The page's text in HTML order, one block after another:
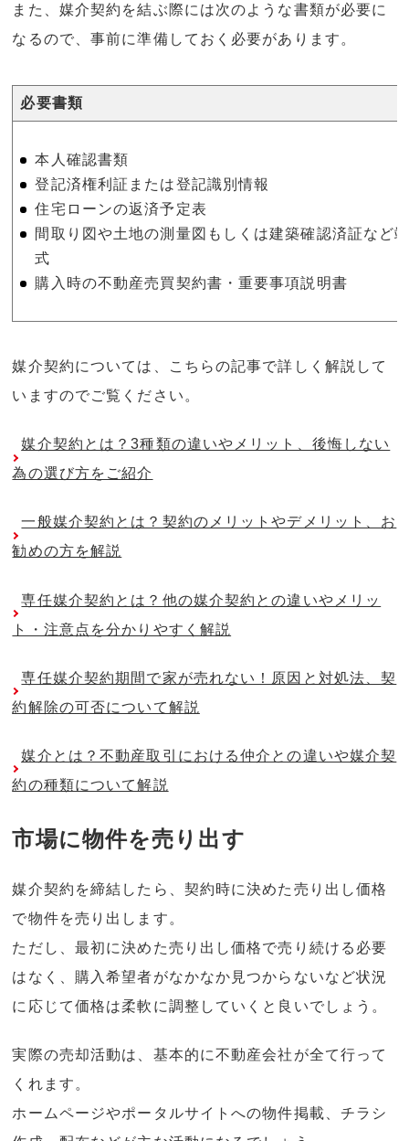
また、媒介契約を結ぶ際には次のような書類が必要に
なるので、事前に準備しておく必要があります。
必要書類
本人確認書類
登記済権利証または登記識別情報
住宅ローンの返済予定表
間取り図や土地の測量図もしくは建築確認済証など
式
購入時の不動産売買契約書・重要事項説明書
媒介契約については、こちらの記事で詳しく解説して
いますのでご覧ください。
媒介契約とは？3種類の違いやメリット、後悔しない
為の選び方をご紹介
一般媒介契約とは？契約のメリットやデメリット、お
勧めの方を解説
専任媒介契約とは？他の媒介契約との違いやメリッ
ト・注意点を分かりやすく解説
専任媒介契約期間で家が売れない！原因と対処法、契
約解除の可否について解説
媒介とは？不動産取引における仲介との違いや媒介契
約の種類について解説
市場に物件を売り出す
媒介契約を締結したら、契約時に決めた売り出し価格
で物件を売り出します。
ただし、最初に決めた売り出し価格で売り続ける必要
はなく、購入希望者がなかなか見つからないなど状況
に応じて価格は柔軟に調整していくと良いでしょう。
実際の売却活動は、基本的に不動産会社が全て行って
くれます。
ホームページやポータルサイトへの物件掲載、チラシ